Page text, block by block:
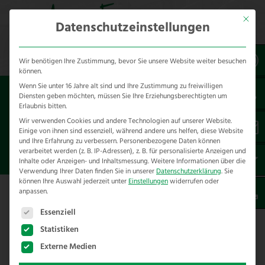
Sie sind hier:Referenzen *Dienstleistungen
RINDERZAUN HIGH TENSILE
STACHELDRAHTZAUN
HOFGEISMAR MITTELBERG B
Erweiterung der High Tensile
Stacheldrahtzaunanlage für Rinderzaun
auf dem Mittelberg B in Hofgeismar
Mit
Datenschutzeinstellungen
Wir benötigen Ihre Zustimmung, bevor Sie unsere Website weiter besuchen
können.
Wenn Sie unter 16 Jahre alt sind und Ihre Zustimmung zu freiwilligen
Diensten geben möchten, müssen Sie Ihre Erziehungsberechtigten um
Erlaubnis bitten.
Wir verwenden Cookies und andere Technologien auf unserer Website.
Einige von ihnen sind essenziell, während andere uns helfen, diese Website
und Ihre Erfahrung zu verbessern. Personenbezogene Daten können
verarbeitet werden (z. B. IP-Adressen), z. B. für personalisierte Anzeigen und
Inhalte oder Anzeigen- und Inhaltsmessung.Weitere Informationen über die
Verwendung Ihrer Daten finden Sie in unsererDatenschutzerklärung. Sie
können Ihre Auswahl jederzeit unterEinstellungenwiderrufen oder
anpassen.
Es folgt eine Liste der Service-Gruppen, für die eine
Essenziell
Statistiken
Externe Medien